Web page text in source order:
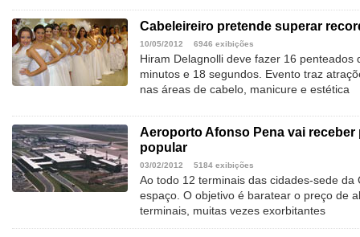
Cabeleireiro pretende superar
10/05/2012 6946 exibições
Hiram Delagnolli deve fazer 16 penteados
minutos e 18 segundos. Evento traz
nas áreas de cabelo, manicure e estética
Aeroporto Afonso Pena vai
popular
03/02/2012 5184 exibições
Ao todo 12 terminais das cidades-sede da
espaço. O objetivo é baratear o preço de
terminais, muitas vezes exorbitantes